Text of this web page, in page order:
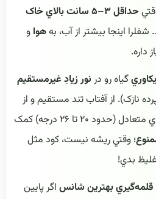
حداقل ۳–۵ سانت بالاي خاک
اينجا بيشتر از آب، بههوا و
داره.
گياه رو در نور زيادِ غيرمستقيم
نازک). از آفتاب تند مستقيم و از
باد کولر/پنکه دور باشه. دماي متعادل (حدود ۲۰ تا ۲۶ درجه) کمک
؛ وقتي ريشه نيست، کود مثل
بدي!
قلمه‌گيري بهترين شانس اگر پايين